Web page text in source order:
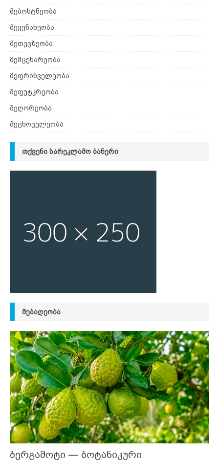
მებოსტნეობა
მევენახეობა
მეთევზეობა
მემცენარეობა
მეფრინველეობა
მეფუტკრეობა
მეღორეობა
მეცხოველეობა
ᲗᲥᲕᲔᲜᲘ ᲡᲐᲠᲔᲙᲚᲐᲛᲝ ᲑᲐᲜᲔᲠᲘ
ᲛᲔᲑᲐᲦᲔᲝᲑᲐ
ბერგამოტი — ბოტანიკური